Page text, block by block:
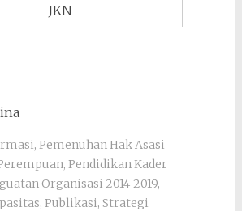
JKN
, Pemenuhan Hak Asasi
, Pendidikan Kader
Organisasi 2014-2019,
, Publikasi, Strategi